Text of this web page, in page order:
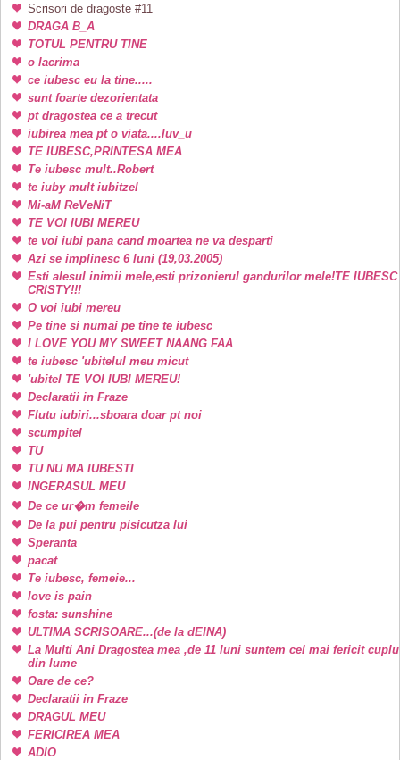
Scrisori de dragoste #11
DRAGA B_A
TOTUL PENTRU TINE
o lacrima
ce iubesc eu la tine.....
sunt foarte dezorientata
pt dragostea ce a trecut
iubirea mea pt o viata....luv_u
TE IUBESC,PRINTESA MEA
Te iubesc mult..Robert
te iuby mult iubitzel
Mi-aM ReVeNiT
TE VOI IUBI MEREU
te voi iubi pana cand moartea ne va desparti
Azi se implinesc 6 luni (19,03.2005)
Esti alesul inimii mele,esti prizonierul gandurilor mele!TE IUBESC
CRISTY!!!
O voi iubi mereu
Pe tine si numai pe tine te iubesc
I LOVE YOU MY SWEET NAANG FAA
te iubesc 'ubitelul meu micut
'ubitel TE VOI IUBI MEREU!
Declaratii in Fraze
Flutu iubiri...sboara doar pt noi
scumpitel
TU
TU NU MA IUBESTI
INGERASUL MEU
De ce ur�m femeile
De la pui pentru pisicutza lui
Speranta
pacat
Te iubesc, femeie...
love is pain
fosta: sunshine
ULTIMA SCRISOARE...(de la dEINA)
La Multi Ani Dragostea mea ,de 11 luni suntem cel mai fericit cuplu
din lume
Oare de ce?
Declaratii in Fraze
DRAGUL MEU
FERICIREA MEA
ADIO